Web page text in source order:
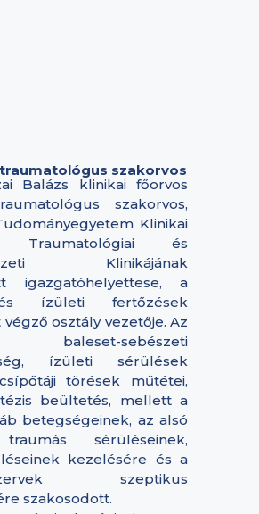
szakorvos
Balázs klinikai főorvos
szakorvos,
Klinikai
Traumatológiai és
Klinikájának
igazgatóhelyettese, a
ízületi fertőzések
osztály vezetője. Az
baleset-sebészeti
ízületi sérülések
törések műtétei,
beültetés, mellett a
betegségeinek, az alsó
sérüléseinek,
kezelésére és a
szeptikus
szakosodott.